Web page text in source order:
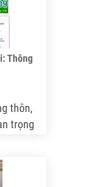
Thông
thôn,
trọng
nàỵ dù